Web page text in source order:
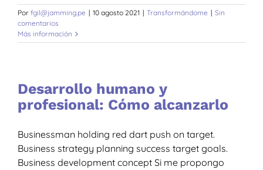
Por fgil@jamming.pe | 10 agosto 2021 | Transformándome | Sin
comentarios
Más información
Desarrollo humano y
profesional: Cómo alcanzarlo
Businessman holding red dart push on target.
Business strategy planning success target goals.
Business development concept Si me propongo